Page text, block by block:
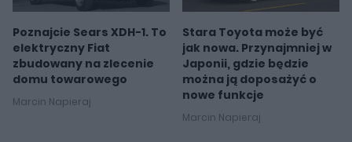
Poznajcie Sears XDH-1. To
elektryczny Fiat
zbudowany na zlecenie
domu towarowego
Marcin Napieraj
Stara Toyota może być
jak nowa. Przynajmniej w
Japonii, gdzie będzie
można ją doposażyć o
nowe funkcje
Marcin Napieraj